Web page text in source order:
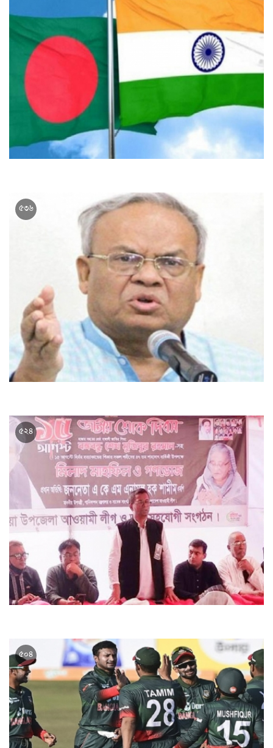
১২ পর ঢাকা-নয়াদিল্লি নদী কমিশনের মন্ত্রী পর্যায়ে বৈঠক আজ
৫৩৬
৯১ সালে খালেদা জিয়ার কথা আজ প্রমাণিত হলো : রিজভী
৫২৪
বাংলাদেশ আজ বিশ্বের বুকে গর্বিত রাষ্ট্র : এনামুল হক শামীম
৫০৪